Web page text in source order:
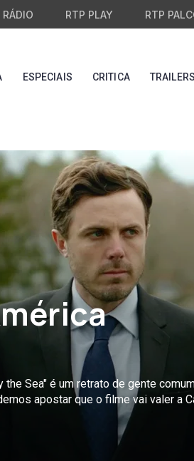
RÁDIO RTP PLAY RTP
ESPECIAIS CRITICA TRAILERS
Sea" é um retrato de gente
apostar que o filme vai valer a